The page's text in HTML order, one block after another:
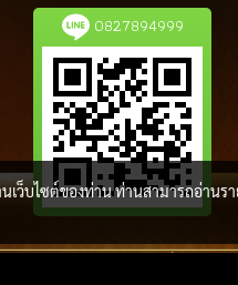
0827894999
ลิขสิทธิ์ โดย พระเครื่องล้ำค่า.com
ว็บไซต์ของท่าน ท่านสามารถอ่านรา